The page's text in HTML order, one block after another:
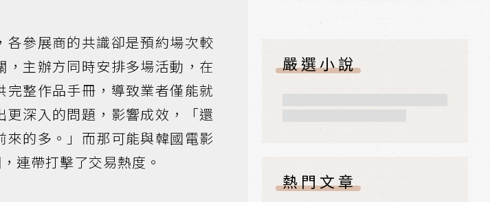
參展商的共識卻是預約場次較
主辦方同時安排多場活動，在
整作品手冊，導致業者僅能就
深入的問題，影響成效，「還
的多。」而那可能與韓國電影
連帶打擊了交易熱度。
嚴選小說
熱門文章